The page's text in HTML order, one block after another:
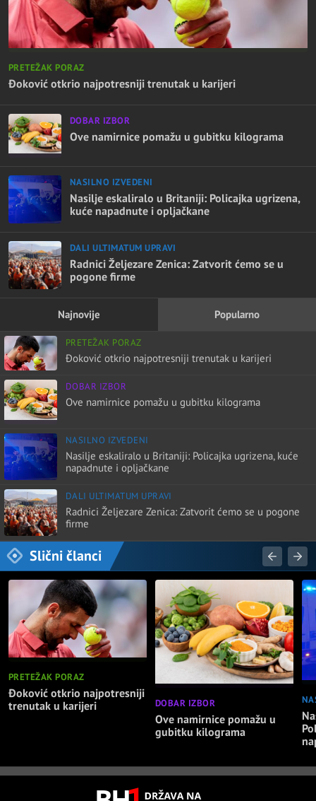
PRETEŽAK PORAZ
Đoković otkrio najpotresniji trenutak u karijeri
DOBAR IZBOR
Ove namirnice pomažu u gubitku kilograma
NASILNO IZVEDENI
Nasilje eskaliralo u Britaniji: Policajka ugrizena,
kuće napadnute i opljačkane
DALI ULTIMATUM UPRAVI
Radnici Željezare Zenica: Zatvorit ćemo se u
pogone firme
Najnovije Popularno
PRETEŽAK PORAZ
Đoković otkrio najpotresniji trenutak u karijeri
DOBAR IZBOR
Ove namirnice pomažu u gubitku kilograma
NASILNO IZVEDENI
Nasilje eskaliralo u Britaniji: Policajka ugrizena, kuće
napadnute i opljačkane
DALI ULTIMATUM UPRAVI
Radnici Željezare Zenica: Zatvorit ćemo se u pogone
firme
Slični članci
PRETEŽAK PORAZ
Đoković otkrio najpotresniji
trenutak u karijeri
DOBAR IZBOR
Ove namirnice pomažu u
gubitku kilograma